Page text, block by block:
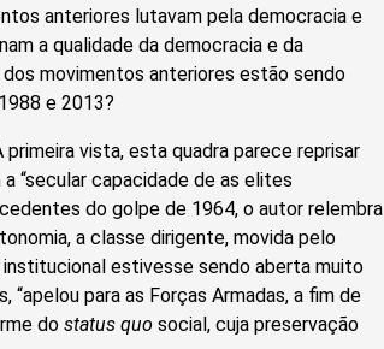
anteriores lutavam pela democracia e
a qualidade da democracia e da
movimentos anteriores estão sendo
e 2013?
vista, esta quadra parece reprisar
“secular capacidade de as elites
do golpe de 1964, o autor relembra
a classe dirigente, movida pelo
estivesse sendo aberta muito
para as Forças Armadas, a fim de
do status quo social, cuja preservação